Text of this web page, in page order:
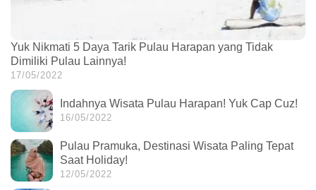
Yuk Nikmati 5 Daya Tarik Pulau Harapan yang Tidak
Dimiliki Pulau Lainnya!
17/05/2022
Indahnya Wisata Pulau Harapan! Yuk Cap Cuz!
16/05/2022
Pulau Pramuka, Destinasi Wisata Paling Tepat
Saat Holiday!
12/05/2022